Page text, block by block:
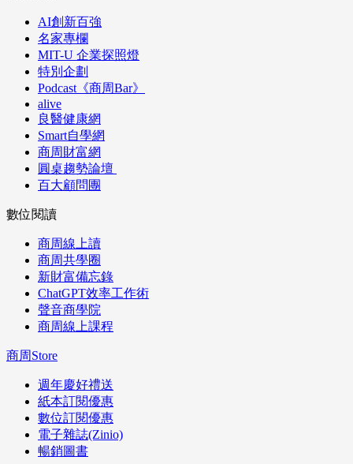
AI創新百強
名家專欄
MIT-U 企業探照燈
特別企劃
Podcast《商周Bar》
alive
良醫健康網
Smart自學網
商周財富網
圓桌趨勢論壇
百大顧問團
數位閱讀
商周線上讀
商周共學圈
新財富備忘錄
ChatGPT效率工作術
聲音商學院
商周線上課程
商周Store
週年慶好禮送
紙本訂閱優惠
數位訂閱優惠
電子雜誌(Zinio)
暢銷圖書